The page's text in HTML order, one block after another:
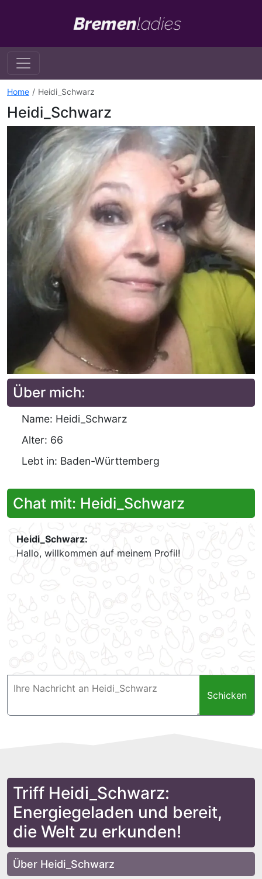
Home Heidi_Schwarz
Heidi_Schwarz
Über mich:
Name: Heidi_Schwarz
Alter: 66
Lebt in: Baden-Württemberg
Chat mit: Heidi_Schwarz
Heidi_Schwarz:
Hallo, willkommen auf meinem Profil!
Schicken
Triff Heidi_Schwarz:
Energiegeladen und bereit,
die Welt zu erkunden!
Über Heidi_Schwarz